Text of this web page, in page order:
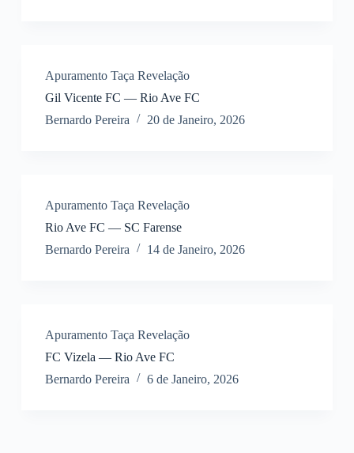
Apuramento Taça Revelação
Gil Vicente FC — Rio Ave FC
Bernardo Pereira
20 de Janeiro, 2026
Apuramento Taça Revelação
Rio Ave FC — SC Farense
Bernardo Pereira
14 de Janeiro, 2026
Apuramento Taça Revelação
FC Vizela — Rio Ave FC
Bernardo Pereira
6 de Janeiro, 2026